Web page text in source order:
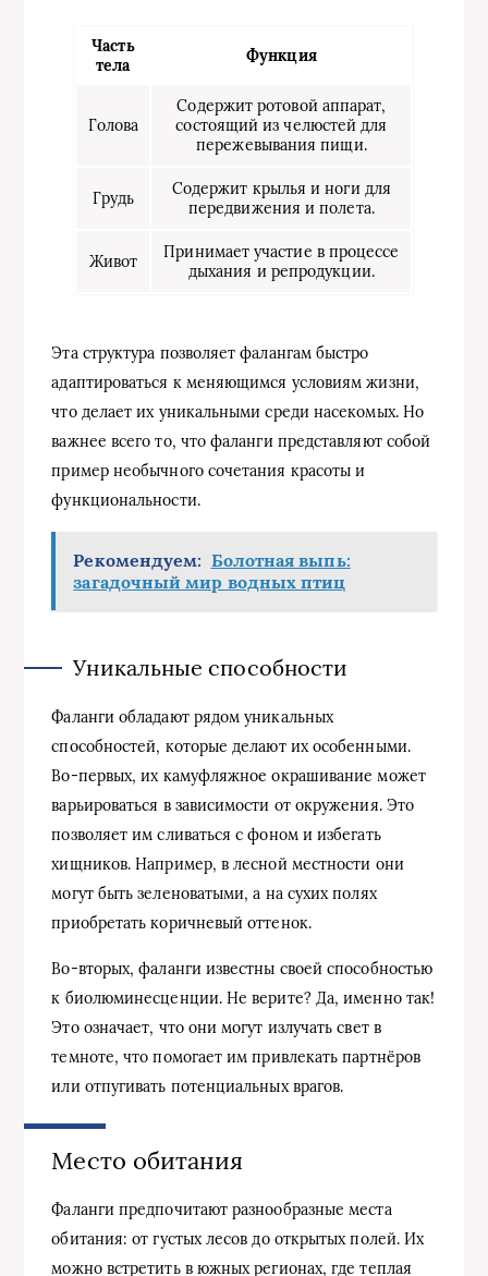
Часть
тела
Функция
Голова
Содержит ротовой аппарат,
состоящий из челюстей для
пережевывания пищи.
Грудь
Содержит крылья и ноги для
передвижения и полета.
Живот
Принимает участие в процессе
дыхания и репродукции.
Эта структура позволяет фалангам быстро
адаптироваться к меняющимся условиям жизни,
что делает их уникальными среди насекомых. Но
важнее всего то, что фаланги представляют собой
пример необычного сочетания красоты и
функциональности.
Рекомендуем: Болотная выпь:
загадочный мир водных птиц
Уникальные способности
Фаланги обладают рядом уникальных
способностей, которые делают их особенными.
Во-первых, их камуфляжное окрашивание может
варьироваться в зависимости от окружения. Это
позволяет им сливаться с фоном и избегать
хищников. Например, в лесной местности они
могут быть зеленоватыми, а на сухих полях
приобретать коричневый оттенок.
Во-вторых, фаланги известны своей способностью
к биолюминесценции. Не верите? Да, именно так!
Это означает, что они могут излучать свет в
темноте, что помогает им привлекать партнёров
или отпугивать потенциальных врагов.
Место обитания
Фаланги предпочитают разнообразные места
обитания: от густых лесов до открытых полей. Их
можно встретить в южных регионах, где теплая